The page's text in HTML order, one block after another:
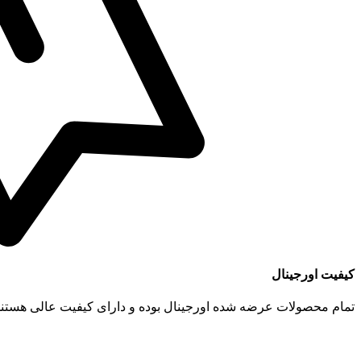
کیفیت اورجینال
تمام محصولات عرضه شده اورجینال بوده و دارای کیفیت عالی